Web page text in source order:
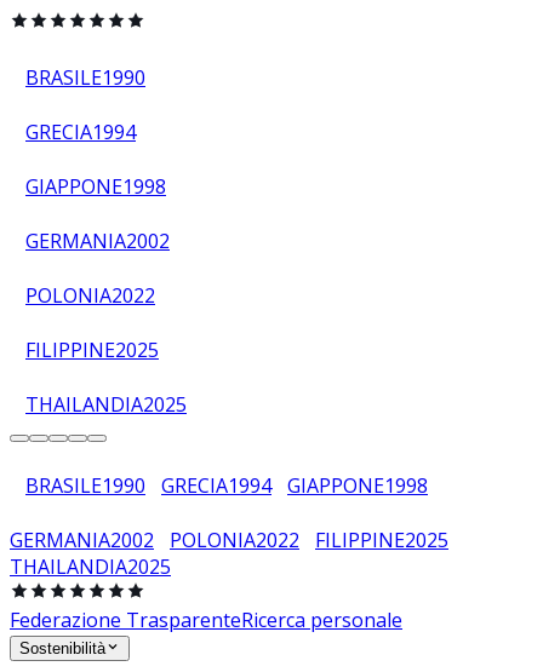
BRASILE1990
GRECIA1994
GIAPPONE1998
GERMANIA2002
POLONIA2022
FILIPPINE2025
THAILANDIA2025
BRASILE1990 GRECIA1994 GIAPPONE1998
GERMANIA2002 POLONIA2022 FILIPPINE2025
THAILANDIA2025
Federazione TrasparenteRicerca personale
Sostenibilità